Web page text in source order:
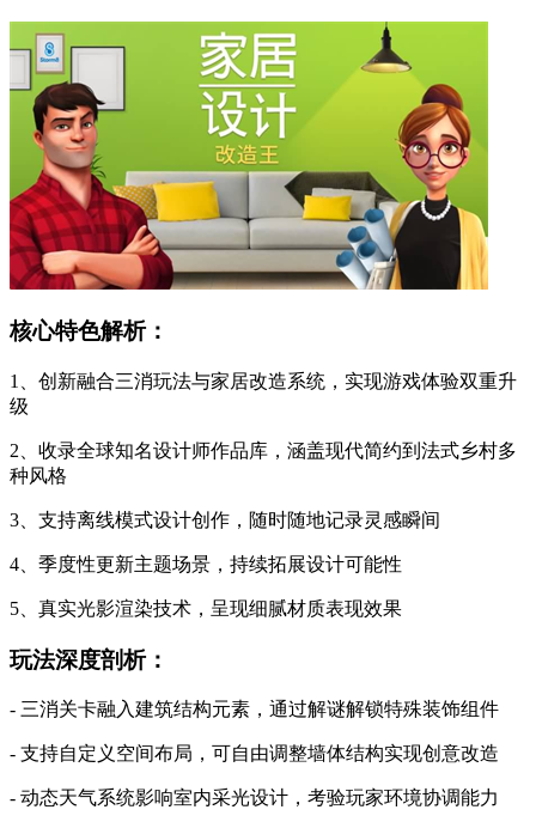
核心特色解析：
1、创新融合三消玩法与家居改造系统，实现游戏体验双重升
级
2、收录全球知名设计师作品库，涵盖现代简约到法式乡村多
种风格
3、支持离线模式设计创作，随时随地记录灵感瞬间
4、季度性更新主题场景，持续拓展设计可能性
5、真实光影渲染技术，呈现细腻材质表现效果
玩法深度剖析：
- 三消关卡融入建筑结构元素，通过解谜解锁特殊装饰组件
- 支持自定义空间布局，可自由调整墙体结构实现创意改造
- 动态天气系统影响室内采光设计，考验玩家环境协调能力